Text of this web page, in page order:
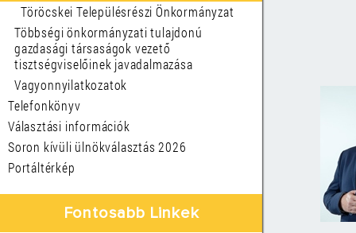
Töröcskei Településrészi Önkormányzat
Többségi önkormányzati tulajdonú
gazdasági társaságok vezető
tisztségviselőinek javadalmazása
Vagyonnyilatkozatok
Telefonkönyv
Választási információk
Soron kívüli ülnökválasztás 2026
Portáltérkép
Fontosabb Linkek